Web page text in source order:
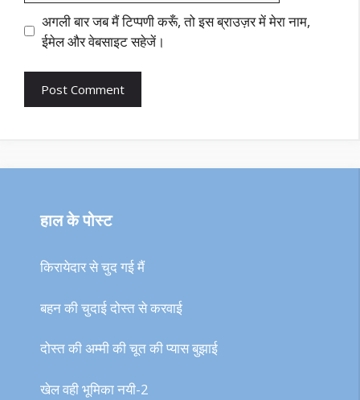
अगली बार जब मैं टिप्पणी करूँ, तो इस ब्राउज़र में मेरा नाम,
ईमेल और वेबसाइट सहेजें।
हाल के पोस्ट
किरायेदार से चुद गई मैं
बहन की चुदाई दोस्त से करवाई
दोस्त की अम्मी की चूत की प्यास बुझाई
खेल वही भूमिका नयी-2